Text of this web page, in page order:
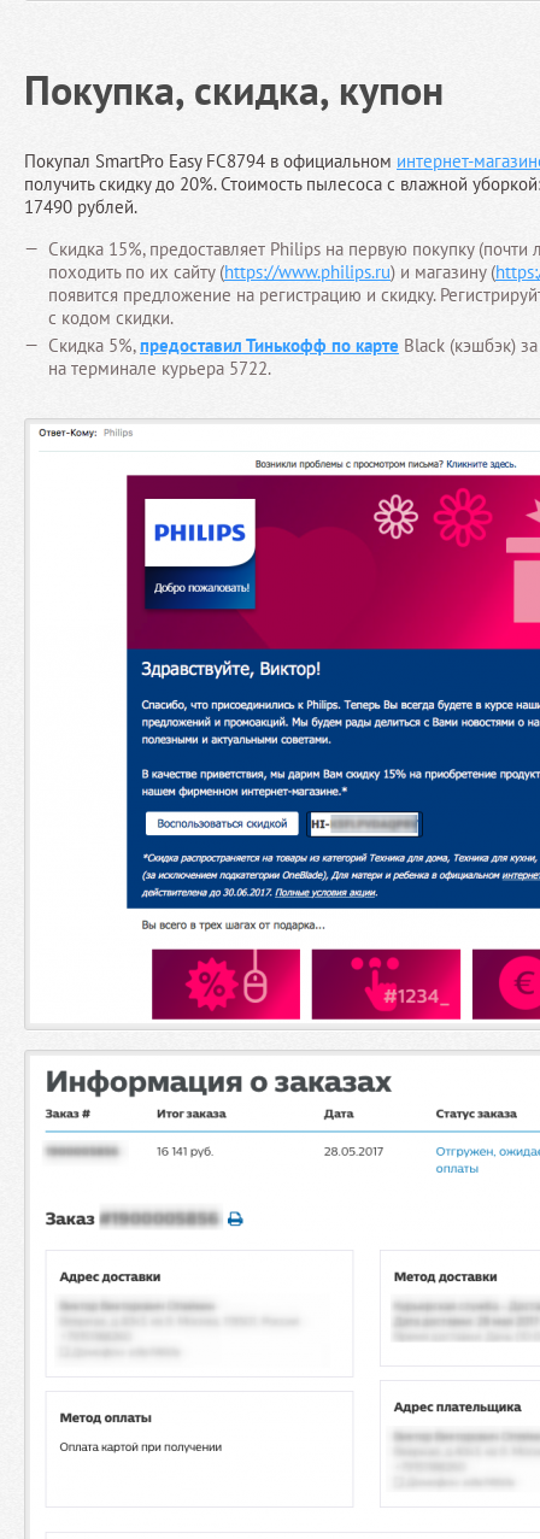
Покупка, скидка, купон
Покупал SmartPro Easy FC8794 в официальном интернет-
получить скидку до 20%. Стоимость пылесоса с влажной
17490 рублей.
Скидка 15%, предоставляет Philips на первую покупку
походить по их сайту (https://www.philips.ru) и магазину (
появится предложение на регистрацию и скидку.
с кодом скидки.
Скидка 5%,предоставил Тинькофф по карте Black (кэшбэк)
на терминале курьера 5722.